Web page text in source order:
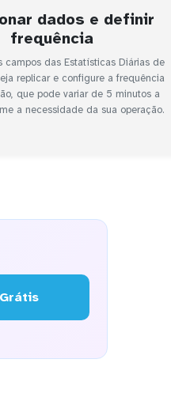
dados e definir
frequência
campos das Estatísticas Diárias de
replicar e configure a frequência
que pode variar de 5 minutos a
a necessidade da sua operação.